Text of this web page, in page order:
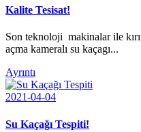
Kalite Tesisat!
Son teknoloji makinalar ile
açma kameralı su kaçagı...
Ayrıntı
2021-04-04
Su Kaçağı Tespiti!